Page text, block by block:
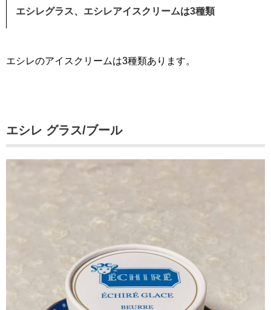
エシレグラス、エシレアイスクリームは3種類
エシレのアイスクリームは3種類あります。
エシレ グラス/ブール